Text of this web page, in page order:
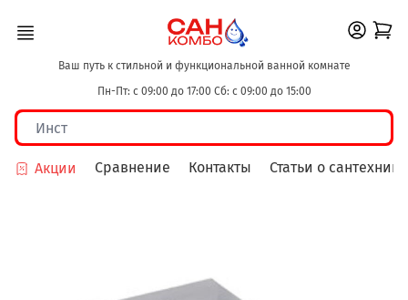
Ваш путь к стильной и функциональной ванной комнате
Пн-Пт: с 09:00 до 17:00 Сб: с 09:00 до 15:00
Акции Сравнение Контакты Статьи о сантехнике